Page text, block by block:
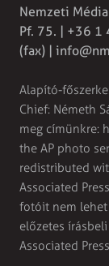
Nemzeti
Pf. 75. | +36
(fax) |
Alapító-
Chief: Németh
meg címünkre:
the AP photo
redistributed
Associated
fotóit nem lehet
előzetes
Associated